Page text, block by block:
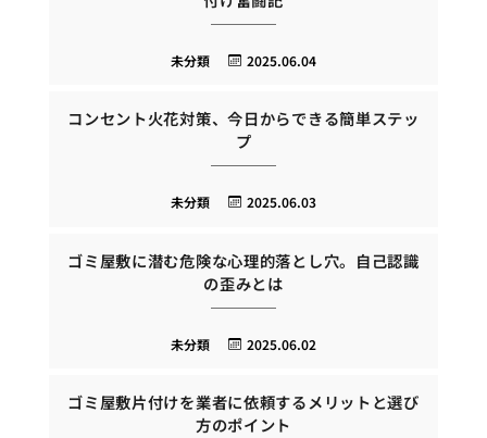
2025.06.04
未分類
コンセント火花対策、今日からできる簡単ステッ
プ
2025.06.03
未分類
ゴミ屋敷に潜む危険な心理的落とし穴。自己認識
の歪みとは
2025.06.02
未分類
ゴミ屋敷片付けを業者に依頼するメリットと選び
方のポイント